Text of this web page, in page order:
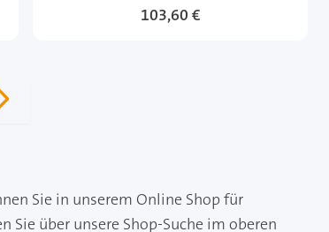
103,60 €
Sie in unserem Online Shop für
über unsere Shop-Suche im oberen